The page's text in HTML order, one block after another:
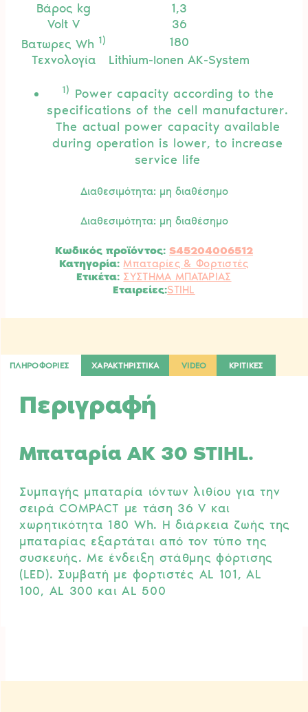
Βάρος kg
1,3
Volt V
36
Βατωρες Wh 1)
180
Τεχνολογία
Lithium-Ionen AK-System
1) Power capacity according to the
specifications of the cell manufacturer.
The actual power capacity available
during operation is lower, to increase
service life
Διαθεσιμότητα: μη διαθέσημο
Διαθεσιμότητα: μη διαθέσημο
Κωδικός προϊόντος: S45204006512
Κατηγορία:Μπαταρίες & Φορτιστές
Ετικέτα: ΣΥΣΤΗΜΑ ΜΠΑΤΑΡΙΑΣ
STIHL
ΠΛΗΡΟΦΟΡΙΕΣ ΧΑΡΑΚΤΗΡΙΣΤΙΚΑ VIDEO ΚΡΙΤΙΚΕΣ
Περιγραφή
Μπαταρία AK 30 STIHL.
Συμπαγής μπαταρία ιόντων λιθίου για την
σειρά COMPACT με τάση 36 V και
χωρητικότητα 180 Wh. Η διάρκεια ζωής της
μπαταρίας εξαρτάται από τον τύπο της
συσκευής. Με ένδειξη στάθμης φόρτισης
(LED). Συμβατή με φορτιστές AL 101, AL
100, AL 300 και AL 500